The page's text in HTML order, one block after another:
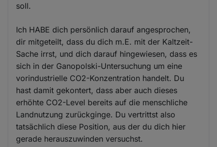
soll.
Ich HABE dich persönlich darauf angesprochen,
dir mitgeteilt, dass du dich m.E. mit der Kaltzeit-
Sache irrst, und dich darauf hingewiesen, dass es
sich in der Ganopolski-Untersuchung um eine
vorindustrielle CO2-Konzentration handelt. Du
hast damit gekontert, dass aber auch dieses
erhöhte CO2-Level bereits auf die menschliche
Landnutzung zurückginge. Du vertrittst also
tatsächlich diese Position, aus der du dich hier
gerade herauszuwinden versuchst.